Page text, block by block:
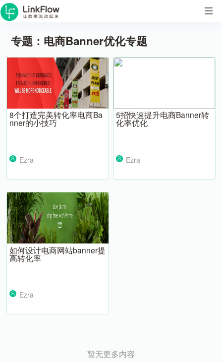
专题：电商Banner优化专题
8个打造完美转化率电商Ba
nner的小技巧
Ezra
5招快速提升电商Banner转
化率优化
Ezra
如何设计电商网站banner提
高转化率
Ezra
暂无更多内容